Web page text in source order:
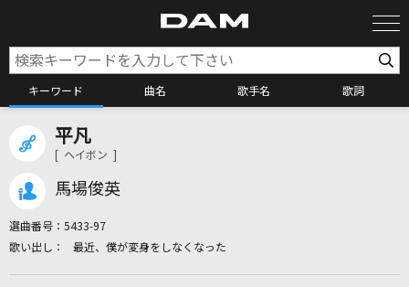
キーワード 曲名 歌手名 歌詞
平凡
[ ヘイボン ]
馬場俊英
選曲番号： 5433-97
最近、僕が変身をしなくなった